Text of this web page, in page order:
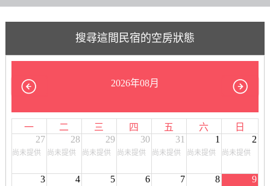
搜尋這間民宿的空房狀態
2026年08月
一 二 三 四 五 六
日
27
尚未提供
28
尚未提供
29
尚未提供
30
尚未提供
31
尚未提供
1
尚未提供
2
尚未提供
3 4 5 6 7 8 9